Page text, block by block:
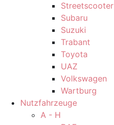
Streetscooter
Subaru
Suzuki
Trabant
Toyota
UAZ
Volkswagen
Wartburg
Nutzfahrzeuge
A - H